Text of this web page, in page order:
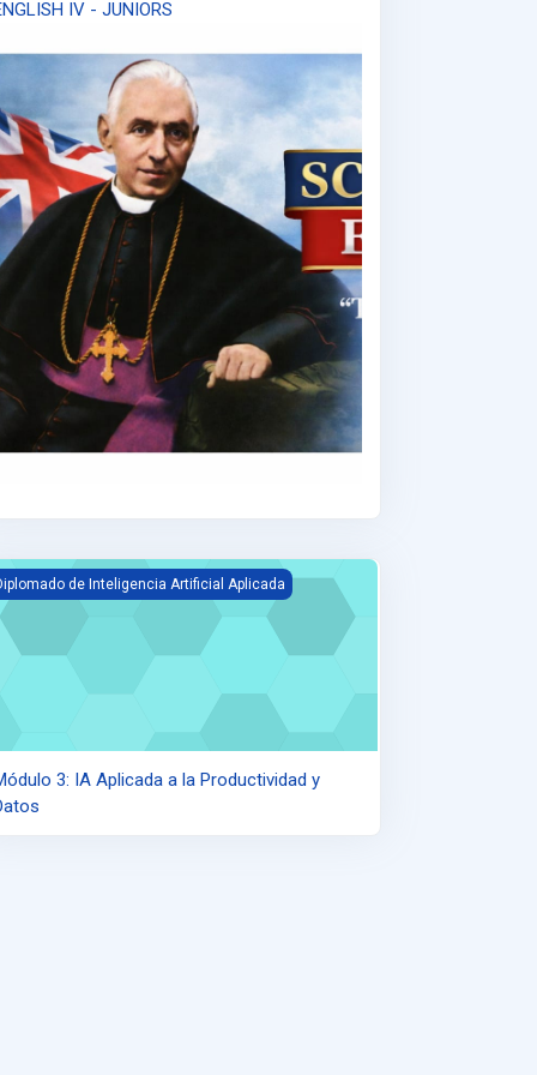
IV - JUNIORS
3: IA Aplicada a la Productividad y Datos
de Inteligencia Artificial Aplicada
3: IA Aplicada a la Productividad y